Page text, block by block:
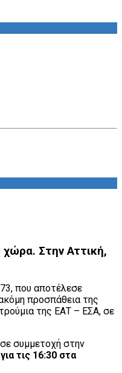
χώρα. Στην Αττική,
που αποτέλεσε
προσπάθεια της
της ΕΑΤ – ΕΣΑ, σε
συμμετοχή στην
τις 16:30 στα